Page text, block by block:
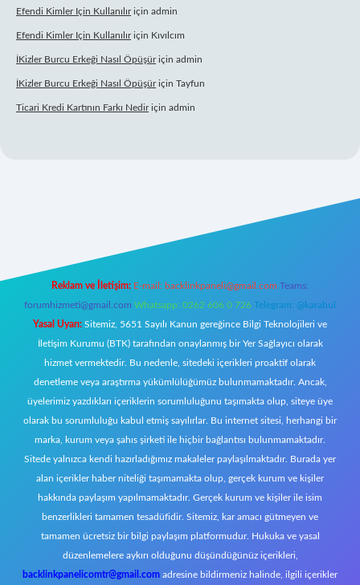
Efendi Kimler Için Kullanılıriçin admin
Efendi Kimler Için Kullanılıriçin Kıvılcım
İKizler Burcu Erkeği Nasıl Öpüşüriçin admin
İKizler Burcu Erkeği Nasıl Öpüşüriçin Tayfun
Ticari Kredi Kartının Farkı Nediriçin admin
Reklam ve İletişim: E-mail: backlinkpaneli@gmail.com Teams:
forumhizmeti@gmail.com Whatsapp: 0262 606 0 726 Telegram: @karabul
Yasal Uyarı: Sitemiz, 5651 Sayılı Kanun gereğince Bilgi Teknolojileri ve
İletişim Kurumu (BTK) tarafından onaylanmış bir Yer Sağlayıcı olarak
hizmet vermektedir. Bu nedenle, sitedeki içerikleri proaktif olarak
denetleme veya araştırma yükümlülüğümüz bulunmamaktadır. Ancak,
üyelerimiz yazdıkları içeriklerin sorumluluğunu taşımakta olup, siteye üye
olarak bu sorumluluğu kabul etmiş sayılırlar. Bu internet sitesi, herhangi bir
marka, kurum veya şahıs şirketi ile hiçbir bağlantısı bulunmamaktadır.
Sitede yalnızca kendi hazırladığımız makaleler paylaşılmaktadır. Burada yer
alan içerikler haber niteliği taşımamakta olup, gerçek kurum ve kişiler
hakkında paylaşım yapılmamaktadır. Gerçek kurum ve kişiler ile isim
benzerlikleri tamamen tesadüfidir. Sitemiz, kar amacı gütmeyen ve
tamamen ücretsiz bir bilgi paylaşım platformudur. Hukuka ve yasal
düzenlemelere aykırı olduğunu düşündüğünüz içerikleri,
backlinkpanelicomtr@gmail.com adresine bildirmeniz halinde, ilgili içerikler